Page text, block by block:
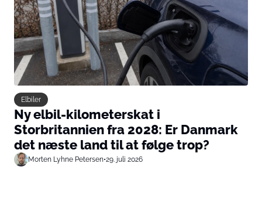
Elbiler
Ny elbil-kilometerskat i
Storbritannien fra 2028: Er Danmark
det næste land til at følge trop?
Morten Lyhne Petersen•29. juli 2026